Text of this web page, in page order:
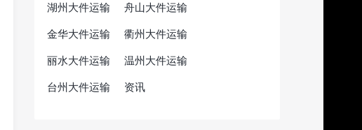
湖州大件运输
舟山大件运输
金华大件运输
衢州大件运输
丽水大件运输
温州大件运输
台州大件运输
资讯